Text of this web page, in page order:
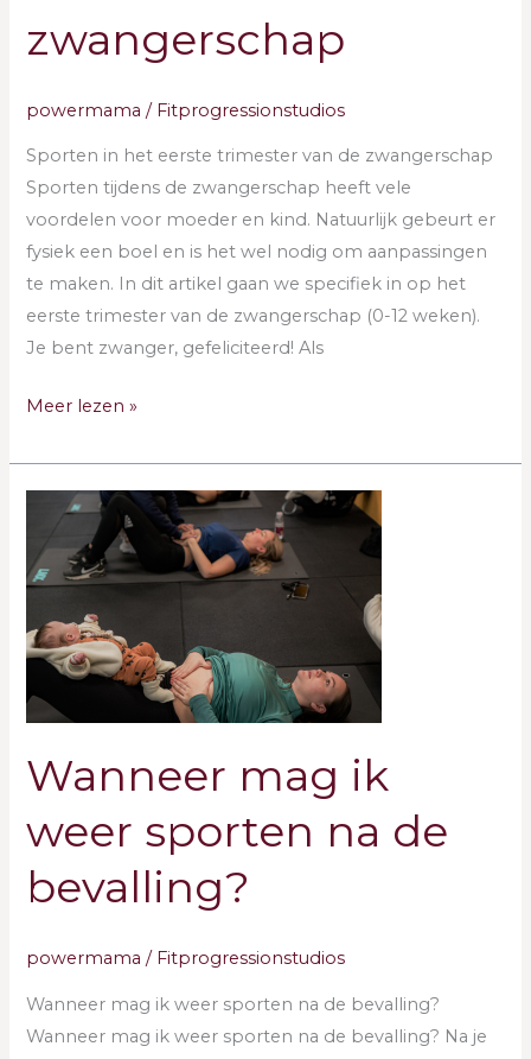
zwangerschap
powermama / Fitprogressionstudios
Sporten in het eerste trimester van de zwangerschap
Sporten tijdens de zwangerschap heeft vele
voordelen voor moeder en kind. Natuurlijk gebeurt er
fysiek een boel en is het wel nodig om aanpassingen
te maken. In dit artikel gaan we specifiek in op het
eerste trimester van de zwangerschap (0-12 weken).
Je bent zwanger, gefeliciteerd! Als
Meer lezen »
Wanneer mag ik
weer sporten na de
bevalling?
powermama / Fitprogressionstudios
Wanneer mag ik weer sporten na de bevalling?
Wanneer mag ik weer sporten na de bevalling? Na je
Wanneer
ik
sporten
na
de
bevalling?